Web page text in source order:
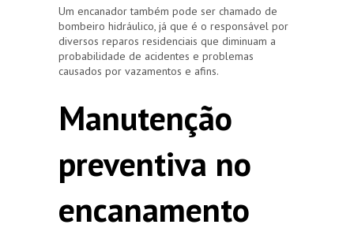
Um encanador também pode ser chamado de
bombeiro hidráulico, já que é o responsável por
diversos reparos residenciais que diminuam a
probabilidade de acidentes e problemas
causados por vazamentos e afins.
Manutenção
preventiva no
encanamento